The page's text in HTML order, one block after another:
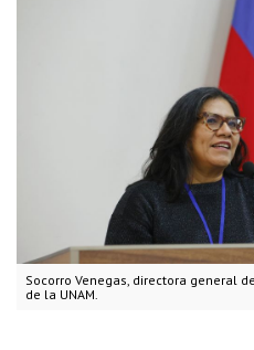
Socorro Venegas, directora general
de la UNAM.